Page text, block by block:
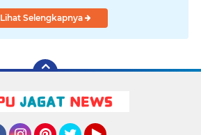
Lihat Selengkapnya